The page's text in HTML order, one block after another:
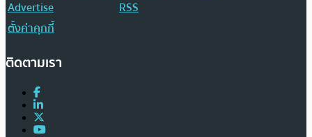
Advertise
RSS
ตั้งค่าคุกกี้
ติดตามเรา